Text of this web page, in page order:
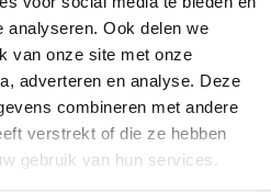
analyseren. Ook delen we
van onze site met onze
adverteren en analyse. Deze
combineren met andere
verstrekt of die ze hebben
gebruik van hun services.
– Hoorn | 1900
oma televisie? Hoe zag
Wat is een
het allemaal in het